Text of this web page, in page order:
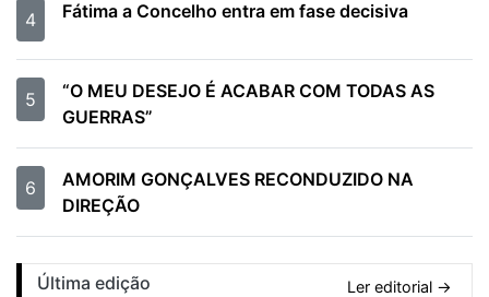
4 Fátima a Concelho entra em fase decisiva
5
“O MEU DESEJO É ACABAR COM TODAS AS
GUERRAS”
6
AMORIM GONÇALVES RECONDUZIDO NA
DIREÇÃO
Última edição Ler editorial →